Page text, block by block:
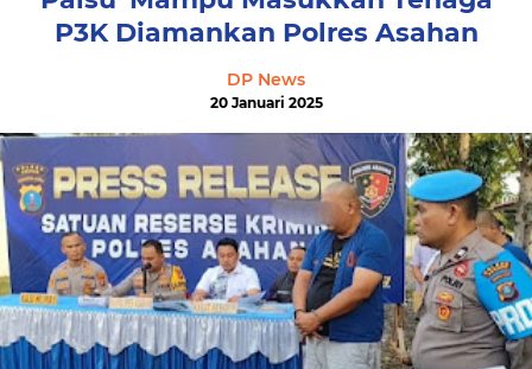
P3K Diamankan Polres Asahan
DP News
20 Januari 2025